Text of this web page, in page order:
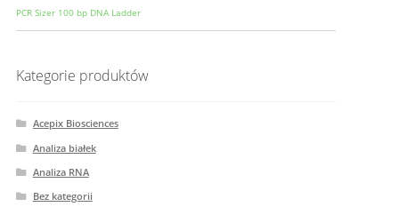
PCR Sizer 100 bp DNA Ladder
Kategorie produktów
Acepix Biosciences
Analiza białek
Analiza RNA
Bez kategorii